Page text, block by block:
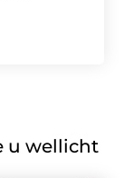
u wellicht